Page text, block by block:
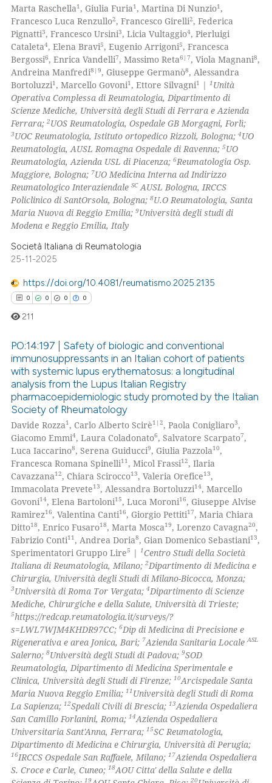
Mentioning
Contrasting
how this article has been
atscite.ai
shows how a scientific paper
been cited by providing the
of the citation, a
describing whether
mentions, or contrasts
claim, and a label
in which section the
was made.
Marta Raschella1 , Giulia Furia1 , Martina Di Nunzio1 ,
Francesco Luca Renzullo2, Francesco Girelli2, Federica
Pignatti3, Francesco Ursini3, Licia Vultaggio4, Pierluigi
Cataleta4, Elena Bravi5, Eugenio Arrigoni5, Francesca
Bergossi6, Enrica Vandelli7, Massimo Reta6|7, Viola Magnani8,
Andreina Manfredi8|9, Giuseppe Germanò8, Alessandra
Bortoluzzi1 , Marcello Govoni1 , Ettore Silvagni1 |1 Unità
Operativa Complessa di Reumatologia, Dipartimento di
Scienze Mediche, Università degli Studi di Ferrara e Azienda
Ferrara;2UOS Reumatologia, Ospedale GB Morgagni, Forlì;
3UOC Reumatologia, Istituto ortopedico Rizzoli, Bologna;4UO
Reumatologia, AUSL Romagna Ospedale di Ravenna;5UO
Reumatologia, Azienda USL di Piacenza;6Reumatologia Osp.
Maggiore, Bologna; 7UO Medicina Interna ad Indirizzo
Reumatologico InteraziendaleSCAUSL Bologna, IRCCS
Policlinico di SantOrsola, Bologna;8U.O Reumatologia, Santa
Maria Nuova di Reggio Emilia;9Università degli studi di
Modena e Reggio Emilia, Italy
Società Italiana di Reumatologia
25-11-2025
https://doi.org/10.4081/reumatismo.2025.2135
0 0 0 0
Citing Publications
Supporting
Mentioning
Contrasting
how this article has been
atscite.ai
shows how a scientific paper
been cited by providing the
of the citation, a
describing whether
mentions, or contrasts
claim, and a label
in which section the
was made.
211
PO:14:197 | Safety of biologic and conventional
immunosuppressants in an Italian cohort of patients
with systemic lupus erythematosus: a longitudinal
analysis from the Lupus Italian Registry
pharmacoepidemiologic study promoted by the Italian
Society of Rheumatology
Davide Rozza1, Carlo Alberto Scirè1|2, Paola Conigliaro3,
Giacomo Emmi4, Laura Coladonato6, Salvatore Scarpato7,
Luca Iaccarino8, Serena Guiducci9, Giulia Pazzola10,
Francesca Romana Spinelli11, Micol Frassi12, Ilaria
Cavazzana12, Chiara Scirocco13, Valeria Orefice13,
Immacolata Prevete13, Alessandra Bortoluzzi14, Marcello
Govoni14, Elena Bartoloni15, Luca Moroni16, Giuseppe Alvise
Ramirez16, Valentina Canti16, Giorgio Pettiti17, Maria Chiara
Ditto18, Enrico Fusaro18, Marta Mosca19, Lorenzo Cavagna20,
Fabrizio Conti11, Andrea Doria8, Gian Domenico Sebastiani13,
Sperimentatori Gruppo Lire5 | 1Centro Studi della Società
Italiana di Reumatologia, Milano;2Dipartimento di Medicina e
Chirurgia, Università degli Studi di Milano-Bicocca, Monza;
3Università di Roma Tor Vergata;4Dipartimento di Scienze
Mediche, Chirurgiche e della Salute, Università di Trieste;
5https://redcap.reumatologia.it/surveys/?
s=LWL7WJM4KHDR97CC;6Dip di Medicina di Precisione e
Rigenerativa e area Jonica, Bari; 7Azienda Sanitaria LocaleASL
Salerno;8Università degli Studi di Padova;9SOD
Reumatologia, Dipartimento di Medicina Sperimentale e
Clinica, Università degli Studi di Firenze;10Arcispedale Santa
Maria Nuova Reggio Emilia;11 Università degli Studi di Roma
La Sapienza;12Spedali Civili di Brescia;13Azienda Ospedaliera
San Camillo Forlanini, Roma;14Azienda Ospedaliera
Universitaria Sant'Anna, Ferrara;15SC Reumatologia,
Dipartimento di Medicina e Chirurgia, Università di Perugia;
16IRCCS Ospedale San Raffaele, Milano;17Azienda Ospedaliera
S. Croce e Carle, Cuneo;18AOU Citta' della Salute e della
19 20